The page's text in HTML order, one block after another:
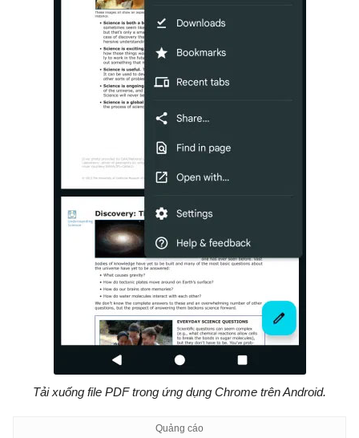
Tải xuống file PDF trong ứng dụng Chrome trên Android.